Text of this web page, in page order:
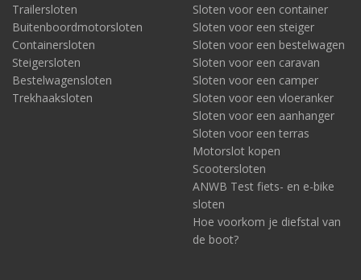
Trailersloten
Buitenboordmotorsloten
Containersloten
Steigersloten
Bestelwagensloten
Trekhaaksloten
Sloten voor een container
Sloten voor een steiger
Sloten voor een bestelwagen
Sloten voor een caravan
Sloten voor een camper
Sloten voor een vloeranker
Sloten voor een aanhanger
Sloten voor een terras
Motorslot kopen
Scootersloten
ANWB Test fiets- en e-bike
sloten
Hoe voorkom je diefstal van
de boot?